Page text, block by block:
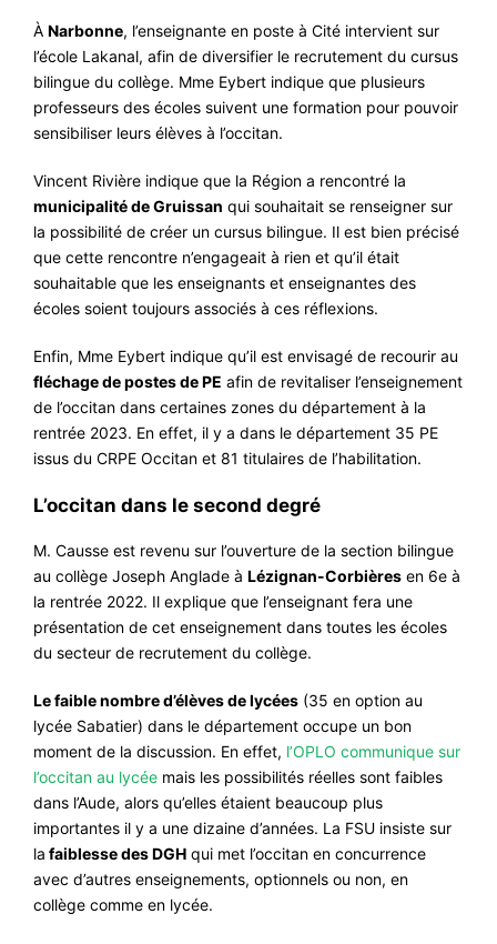
À Narbonne, l’enseignante en poste à Cité intervient sur
l’école Lakanal, afin de diversifier le recrutement du cursus
bilingue du collège. Mme Eybert indique que plusieurs
professeurs des écoles suivent une formation pour pouvoir
sensibiliser leurs élèves à l’occitan.
Vincent Rivière indique que la Région a rencontré la
municipalité de Gruissan qui souhaitait se renseigner sur
la possibilité de créer un cursus bilingue. Il est bien précisé
que cette rencontre n’engageait à rien et qu’il était
souhaitable que les enseignants et enseignantes des
écoles soient toujours associés à ces réflexions.
Enfin, Mme Eybert indique qu’il est envisagé de recourir au
fléchage de postes de PE afin de revitaliser l’enseignement
de l’occitan dans certaines zones du département à la
rentrée 2023. En effet, il y a dans le département 35 PE
issus du CRPE Occitan et 81 titulaires de l’habilitation.
L’occitan dans le second degré
M. Causse est revenu sur l’ouverture de la section bilingue
au collège Joseph Anglade à Lézignan-Corbières en 6e à
la rentrée 2022. Il explique que l’enseignant fera une
présentation de cet enseignement dans toutes les écoles
du secteur de recrutement du collège.
Le faible nombre d’élèves de lycées (35 en option au
lycée Sabatier) dans le département occupe un bon
moment de la discussion. En effet, l’OPLO communique sur
l’occitan au lycée mais les possibilités réelles sont faibles
dans l’Aude, alors qu’elles étaient beaucoup plus
importantes il y a une dizaine d’années. La FSU insiste sur
la faiblesse des DGH qui met l’occitan en concurrence
avec d’autres enseignements, optionnels ou non, en
collège comme en lycée.